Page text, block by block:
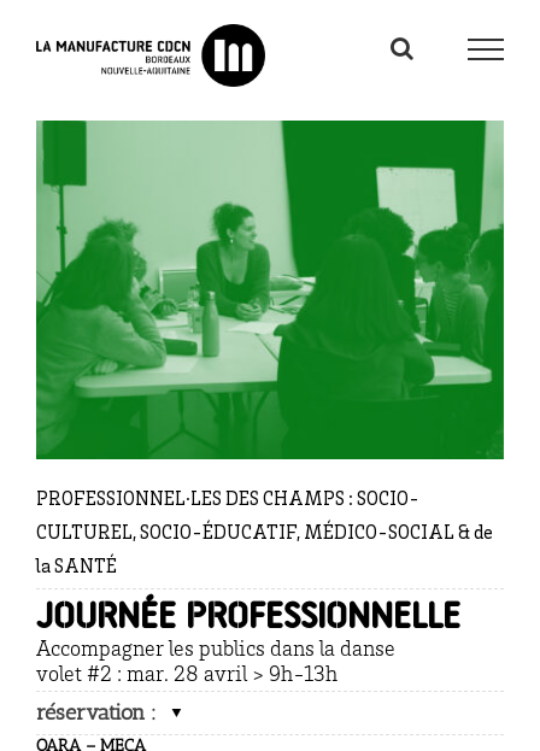
PROFESSIONNEL·LES DES CHAMPS : SOCIO-
CULTUREL, SOCIO-ÉDUCATIF, MÉDICO-SOCIAL & de
la SANTÉ
Journée professionnelle
Accompagner les publics dans la danse
volet #2 : mar. 28 avril > 9h-13h
réservation :
OARA – MECA